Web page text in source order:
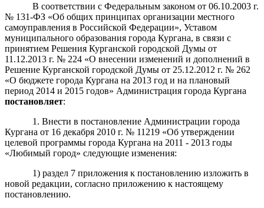
В соответствии с Федеральным законом от 06.10.2003 г.
№ 131-ФЗ «Об общих принципах организации местного
самоуправления в Российской Федерации», Уставом
муниципального образования города Кургана, в связи с
принятием Решения Курганской городской Думы от
11.12.2013 г. № 224 «О внесении изменений и дополнений в
Решение Курганской городской Думы от 25.12.2012 г. № 262
«О бюджете города Кургана на 2013 год и на плановый
период 2014 и 2015 годов» Администрация города Кургана
постановляет:
1. Внести в постановление Администрации города
Кургана от 16 декабря 2010 г. № 11219 «Об утверждении
целевой программы города Кургана на 2011 - 2013 годы
«Любимый город» следующие изменения:
1) раздел 7 приложения к постановлению изложить в
новой редакции, согласно приложению к настоящему
постановлению.